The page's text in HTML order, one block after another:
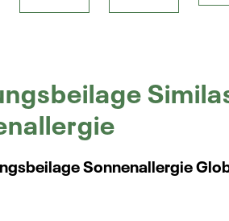
Sonnenallergie